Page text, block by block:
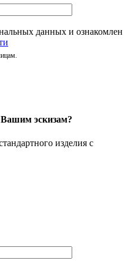
данных и ознакомлен
Вашим эскизам?
изделия с